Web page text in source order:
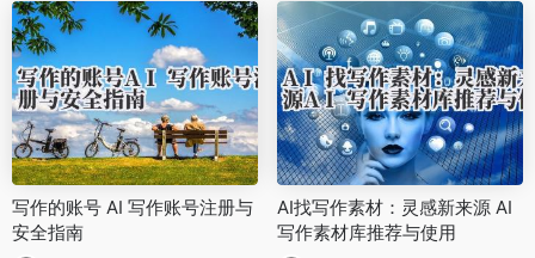
写作的账号 AI 写作账号注册与
安全指南
AI找写作素材：灵感新来源 AI
写作素材库推荐与使用